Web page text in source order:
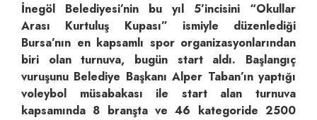
İnegöl Belediyesi’nin bu yıl 5’incisini “Okullar
Arası Kurtuluş Kupası” ismiyle düzenlediği
Bursa’nın en kapsamlı spor organizasyonlarından
biri olan turnuva, bugün start aldı. Başlangıç
vuruşunu Belediye Başkanı Alper Taban’ın yaptığı
voleybol müsabakası ile start alan turnuva
kapsamında 8 branşta ve 46 kategoride 2500